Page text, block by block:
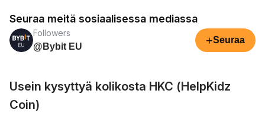
Seuraa meitä sosiaalisessa mediassa
Followers
@Bybit EU
+Seuraa
Usein kysyttyä kolikosta HKC (HelpKidz
Coin)